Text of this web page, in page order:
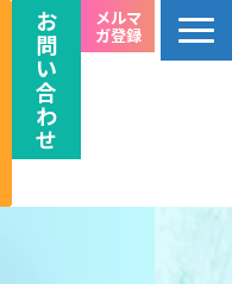
お
問
い
合
わ
せ
メルマ
ガ登録
け
け